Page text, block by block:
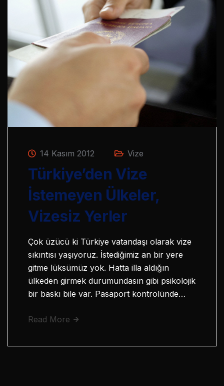
14 Kasım 2012 Vize
Türkiye’den Vize
İstemeyen Ülkeler,
Vizesiz Yerler
Çok üzücü ki Türkiye vatandaşı olarak vize
sıkıntısı yaşıyoruz. İstediğimiz an bir yere
gitme lüksümüz yok. Hatta illa aldığın
ülkeden girmek durumundasın gibi psikolojik
bir baskı bile var. Pasaport kontrolünde…
Read More